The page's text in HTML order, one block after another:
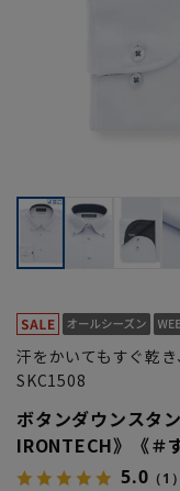
汗をかいてもすぐ乾
SKC1508
ボタンダウンスタ
IRONTECH》《＃
5.0 （1）